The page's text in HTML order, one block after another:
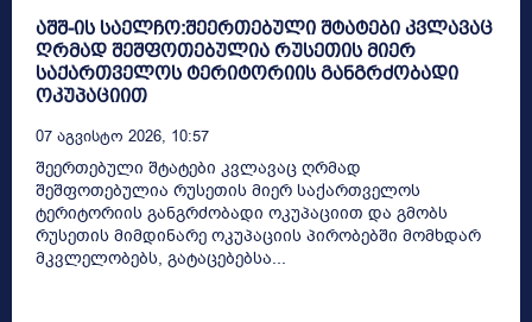
აშშ-ის საელჩო:შეერთებული შტატები კვლავაც
ღრმად შეშფოთებულია რუსეთის მიერ
საქართველოს ტერიტორიის განგრძობადი
ოკუპაციით
07 Აგვისტო 2026, 10:57
შეერთებული შტატები კვლავაც ღრმად
შეშფოთებულია რუსეთის მიერ საქართველოს
ტერიტორიის განგრძობადი ოკუპაციით და გმობს
რუსეთის მიმდინარე ოკუპაციის პირობებში მომხდარ
მკვლელობებს, გატაცებებსა...